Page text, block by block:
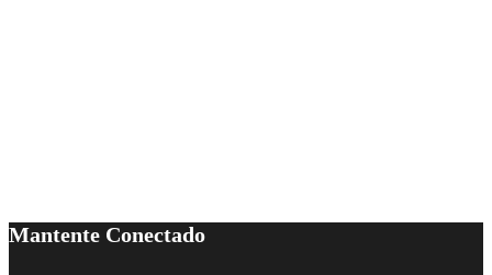
Mantente Conectado